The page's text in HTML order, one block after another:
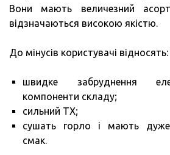
Вони мають величезний
відзначаються високою якістю.
До мінусів користувачі відносять:
швидке забруднення
компоненти складу;
сильний ТХ;
сушать горло і мають дуже
смак.